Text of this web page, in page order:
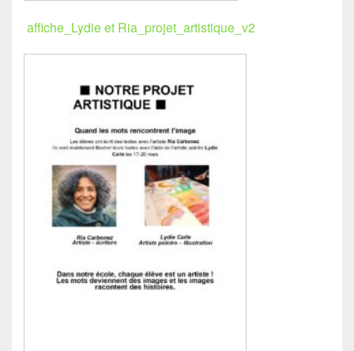
affiche_Lydie et Ria_projet_artistique_v2